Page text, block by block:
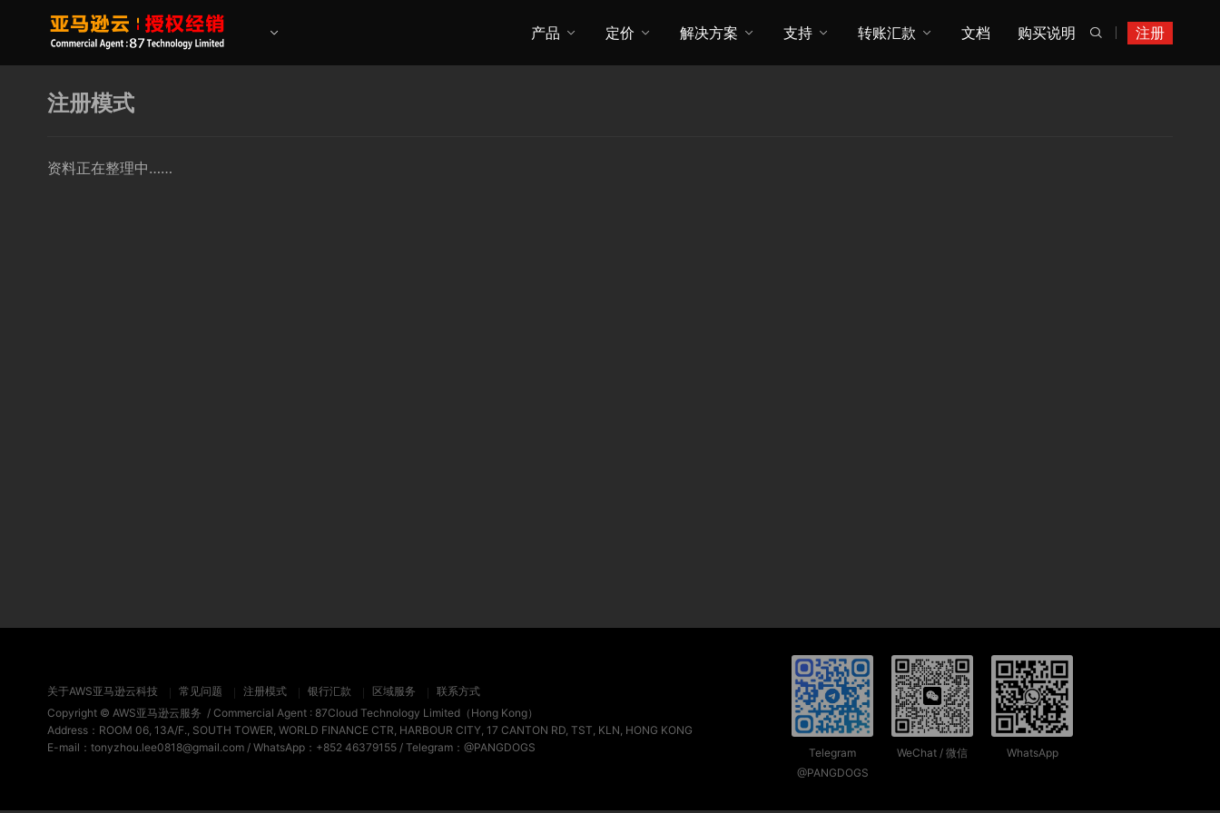
注册

产品 定价 解决方案 支持 转账汇款 文档 购买说明
注册模式
资料正在整理中……
关于AWS亚马逊云科技 常见问题 注册模式 银行汇款 区域服务
联系方式
Copyright © AWS亚马逊云服务 / Commercial Agent : 87Cloud Technology Limited（Hong Kong）
Address：ROOM 06, 13A/F., SOUTH TOWER, WORLD FINANCE CTR, HARBOUR CITY, 17 CANTON RD, TST, KLN, HONG KONG
E-mail：tonyzhou.lee0818@gmail.com / WhatsApp：+852 46379155 / Telegram：@PANGDOGS
Telegram
@PANGDOGS
WeChat / 微信 WhatsApp